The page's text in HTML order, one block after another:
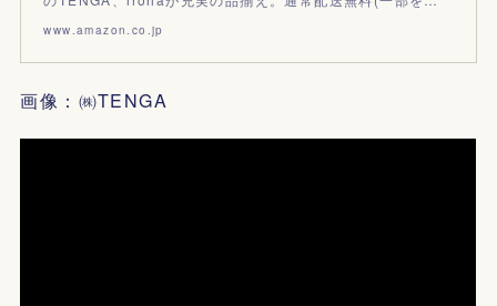
www.amazon.co.jp
画像：㈱TENGA